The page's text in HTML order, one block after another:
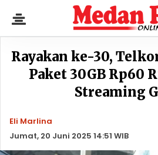
Rayakan ke-30,
Paket 30GB Rp60
Streaming
Eli Marlina
Jumat, 20 Juni 2025 14:51 WIB